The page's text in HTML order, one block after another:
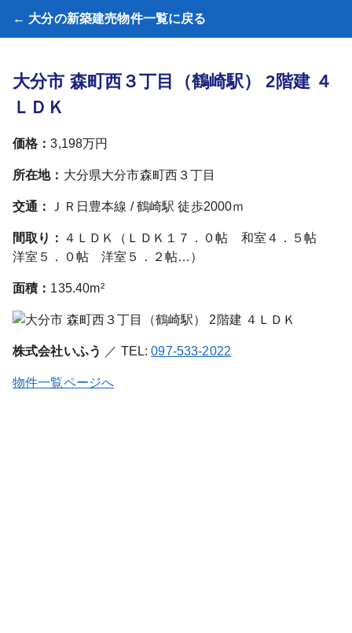
← 大分の新築建売物件一覧に戻る
大分市 森町西３丁目（鶴崎駅） 2階建 ４
ＬＤＫ
価格：3,198万円
所在地： 大分県大分市森町西３丁目
交通： ＪＲ日豊本線 / 鶴崎駅 徒歩2000ｍ
間取り： ４ＬＤＫ（ＬＤＫ１７．０帖 和室４．５帖
洋室５．０帖 洋室５．２帖…）
面積： 135.40m²
株式会社いふう ／ TEL:097-533-2022
物件一覧ページへ